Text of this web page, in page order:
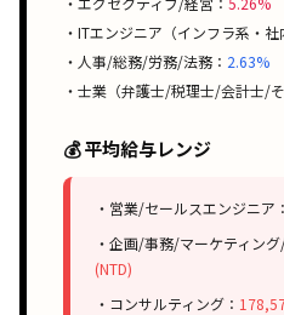
・ITエンジニア（インフラ系・社
・人事/総務/労務/法務： 2.63%
・士業（弁護士/税理士/会計士/
💰 平均給与レンジ
・営業/セールスエンジニア：
・企画/事務/マーケティング
(NTD)
・コンサルティング：